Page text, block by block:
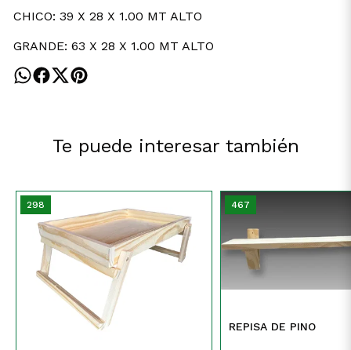
CHICO: 39 X 28 X 1.00 MT ALTO
GRANDE: 63 X 28 X 1.00 MT ALTO
Te puede interesar también
298 467
REPISA DE PINO